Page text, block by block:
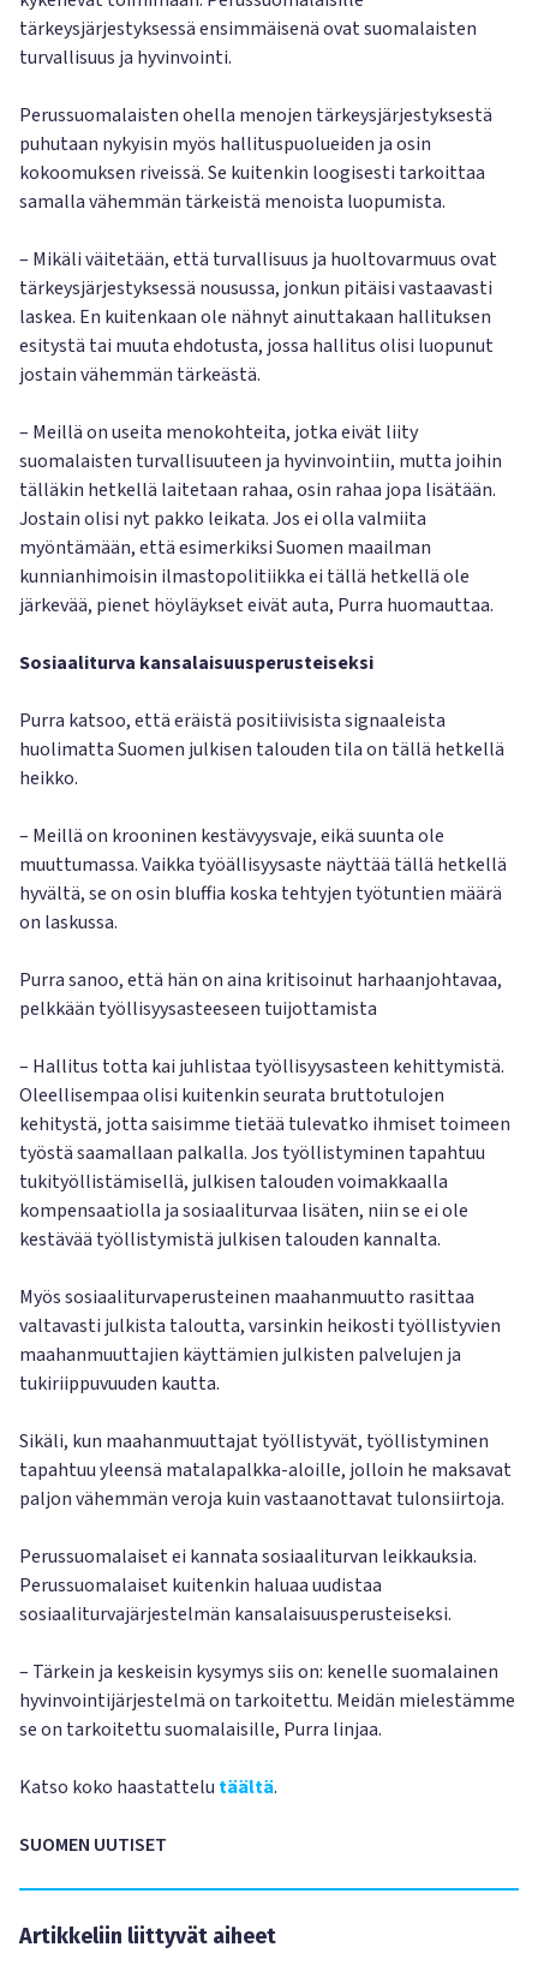
tärkeysjärjestyksessä ensimmäisenä ovat suomalaisten
turvallisuus ja hyvinvointi.
Perussuomalaisten ohella menojen tärkeysjärjestyksestä
puhutaan nykyisin myös hallituspuolueiden ja osin
kokoomuksen riveissä. Se kuitenkin loogisesti tarkoittaa
samalla vähemmän tärkeistä menoista luopumista.
– Mikäli väitetään, että turvallisuus ja huoltovarmuus ovat
tärkeysjärjestyksessä nousussa, jonkun pitäisi vastaavasti
laskea. En kuitenkaan ole nähnyt ainuttakaan hallituksen
esitystä tai muuta ehdotusta, jossa hallitus olisi luopunut
jostain vähemmän tärkeästä.
– Meillä on useita menokohteita, jotka eivät liity
suomalaisten turvallisuuteen ja hyvinvointiin, mutta joihin
tälläkin hetkellä laitetaan rahaa, osin rahaa jopa lisätään.
Jostain olisi nyt pakko leikata. Jos ei olla valmiita
myöntämään, että esimerkiksi Suomen maailman
kunnianhimoisin ilmastopolitiikka ei tällä hetkellä ole
järkevää, pienet höyläykset eivät auta, Purra huomauttaa.
Sosiaaliturva kansalaisuusperusteiseksi
Purra katsoo, että eräistä positiivisista signaaleista
huolimatta Suomen julkisen talouden tila on tällä hetkellä
heikko.
– Meillä on krooninen kestävyysvaje, eikä suunta ole
muuttumassa. Vaikka työällisyysaste näyttää tällä hetkellä
hyvältä, se on osin bluffia koska tehtyjen työtuntien määrä
on laskussa.
Purra sanoo, että hän on aina kritisoinut harhaanjohtavaa,
pelkkään työllisyysasteeseen tuijottamista
– Hallitus totta kai juhlistaa työllisyysasteen kehittymistä.
Oleellisempaa olisi kuitenkin seurata bruttotulojen
kehitystä, jotta saisimme tietää tulevatko ihmiset toimeen
työstä saamallaan palkalla. Jos työllistyminen tapahtuu
tukityöllistämisellä, julkisen talouden voimakkaalla
kompensaatiolla ja sosiaaliturvaa lisäten, niin se ei ole
kestävää työllistymistä julkisen talouden kannalta.
Myös sosiaaliturvaperusteinen maahanmuutto rasittaa
valtavasti julkista taloutta, varsinkin heikosti työllistyvien
maahanmuuttajien käyttämien julkisten palvelujen ja
tukiriippuvuuden kautta.
Sikäli, kun maahanmuuttajat työllistyvät, työllistyminen
tapahtuu yleensä matalapalkka-aloille, jolloin he maksavat
paljon vähemmän veroja kuin vastaanottavat tulonsiirtoja.
Perussuomalaiset ei kannata sosiaaliturvan leikkauksia.
Perussuomalaiset kuitenkin haluaa uudistaa
sosiaaliturvajärjestelmän kansalaisuusperusteiseksi.
– Tärkein ja keskeisin kysymys siis on: kenelle suomalainen
hyvinvointijärjestelmä on tarkoitettu. Meidän mielestämme
se on tarkoitettu suomalaisille, Purra linjaa.
Katso koko haastattelu täältä.
SUOMEN UUTISET
Artikkeliin liittyvät aiheet